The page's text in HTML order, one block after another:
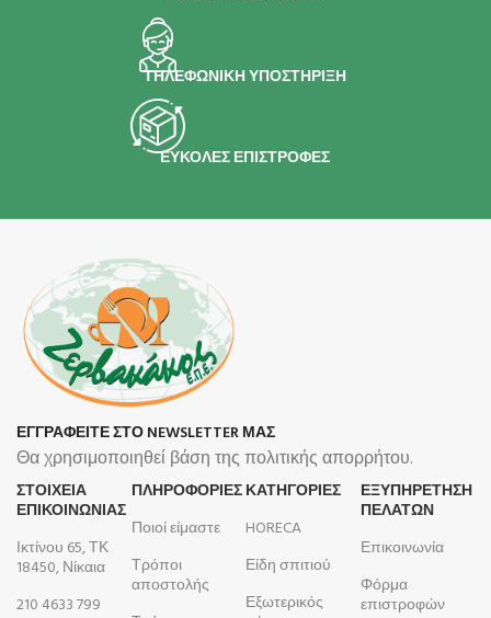
ΤΗΛΕΦΩΝΙΚΗ ΥΠΟΣΤΗΡΙΞΗ
ΕΥΚΟΛΕΣ ΕΠΙΣΤΡΟΦΕΣ
ΕΓΓΡΑΦΕΙΤΕ ΣΤΟ NEWSLETTER ΜΑΣ
Θα χρησιμοποιηθεί βάση της πολιτικής απορρήτου.
ΣΤΟΙΧΕΙΑ
ΕΠΙΚΟΙΝΩΝΙΑΣ
Ικτίνου 65, ΤΚ
18450, Νίκαια
210 4633 799
ΠΛΗΡΟΦΟΡΊΕΣ
Ποιοί είμαστε
Τρόποι
αποστολής
ΚΑΤΗΓΟΡΙΕΣ
HORECA
Είδη σπιτιού
Εξωτερικός
ΕΞΥΠΗΡΕΤΗΣΗ
ΠΕΛΑΤΩΝ
Επικοινωνία
Φόρμα
επιστροφών